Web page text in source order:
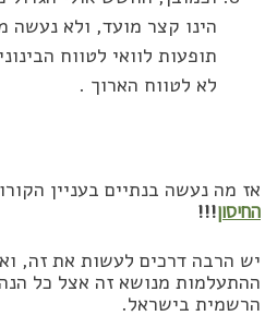
הינו קצר מועד, ולא נעשה
תופעות לוואי לטווח
לא לטווח הארוך .
אז מה נעשה בנתיים בעניין
החיסון!!!
יש הרבה דרכים לעשות את זה,
ההתעלמות מנושא זה אצל כל
הרשמית בישראל.